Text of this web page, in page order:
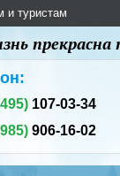
и туристам
107-03-34
906-16-02